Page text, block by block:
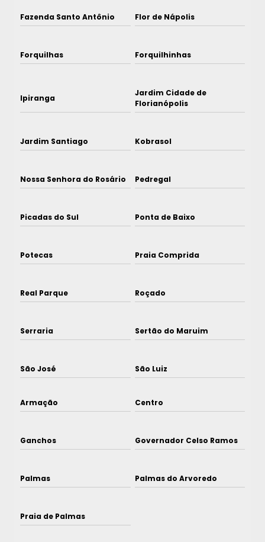
Fazenda Santo Antônio Flor de Nápolis
Forquilhas Forquilhinhas
Ipiranga
Jardim Cidade de
Florianópolis
Jardim Santiago Kobrasol
Nossa Senhora do Rosário Pedregal
Picadas do Sul Ponta de Baixo
Potecas Praia Comprida
Real Parque Roçado
Serraria Sertão do Maruim
São José São Luiz
Armação Centro
Ganchos Governador Celso Ramos
Palmas Palmas do Arvoredo
Praia de Palmas